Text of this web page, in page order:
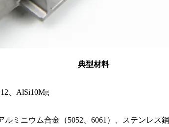
典型材料
、AlSi10Mg
ルミニウム合金（5052、6061）、ステンレス鋼